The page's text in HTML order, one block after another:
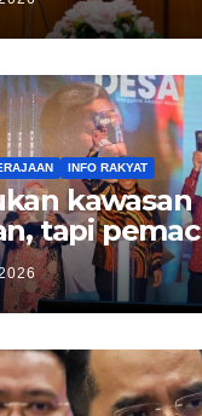
INFO RAKYAT
kawasan
tapi
negara –